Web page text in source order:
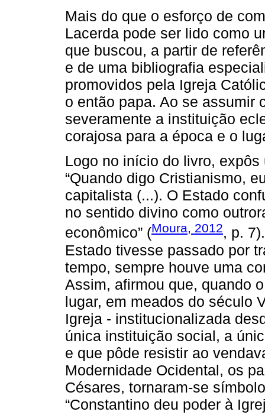
Mais do que o esforço de
Lacerda pode ser lido como
que buscou, a partir de
e de uma bibliografia
promovidos pela Igreja
o então papa. Ao se assumir
severamente a instituição
corajosa para a época e o
Logo no início do livro,
“Quando digo Cristianismo,
capitalista (...). O Estado
no sentido divino como
econômico” (Moura, 2012, p.
Estado tivesse passado por
tempo, sempre houve uma
Assim, afirmou que, quando
lugar, em meados do século
Igreja - institucionalizada
única instituição social, a
e que pôde resistir ao
Modernidade Ocidental, os
Césares, tornaram-se
“Constantino deu poder à